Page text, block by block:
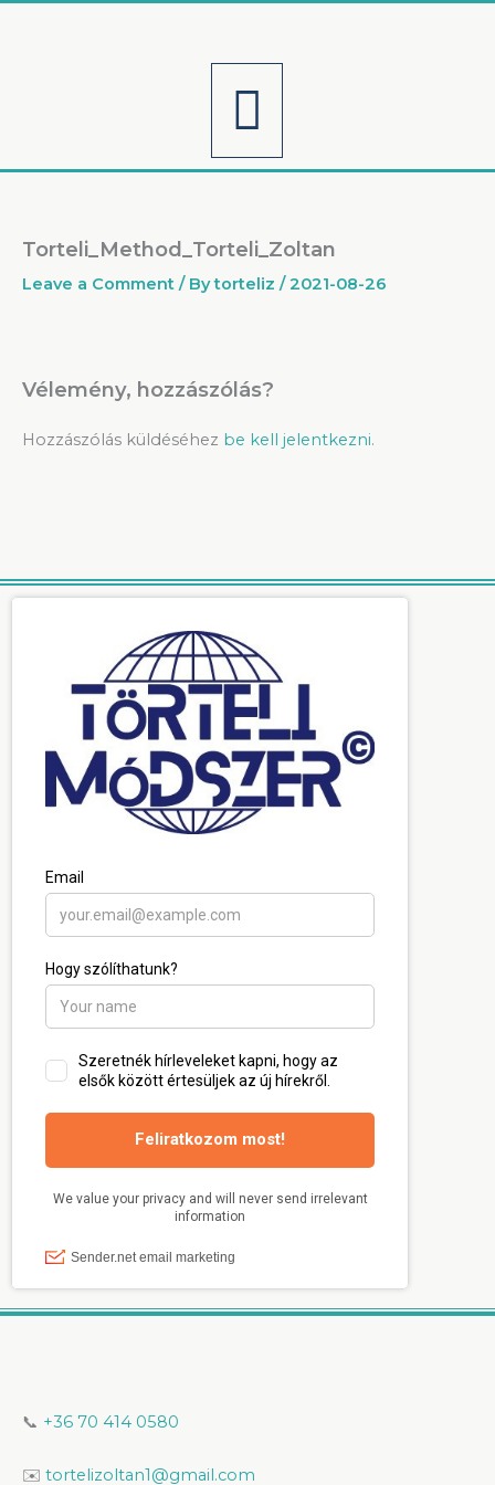
Menu
Torteli_Method_Torteli_Zoltan
Leave a Comment / Bytorteliz /2021-08-26
Vélemény, hozzászólás?
Hozzászólás küldéséhez be kell jelentkezni.
📞 +36 70 414 0580
✉️ tortelizoltan1@gmail.com